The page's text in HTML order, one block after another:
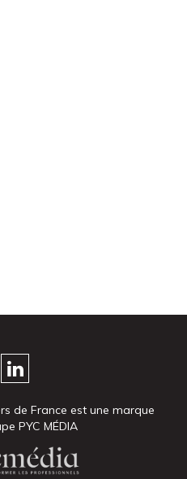
de France est une marque
PYC MÉDIA